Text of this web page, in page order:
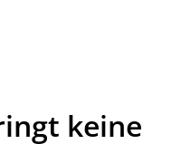
keine